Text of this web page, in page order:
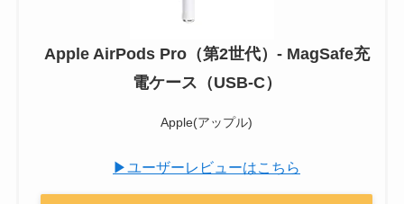
Apple AirPods Pro（第2世代）​​​​​​​- MagSafe充
電ケース（USB-C）
Apple(アップル)
▶ユーザーレビューはこちら